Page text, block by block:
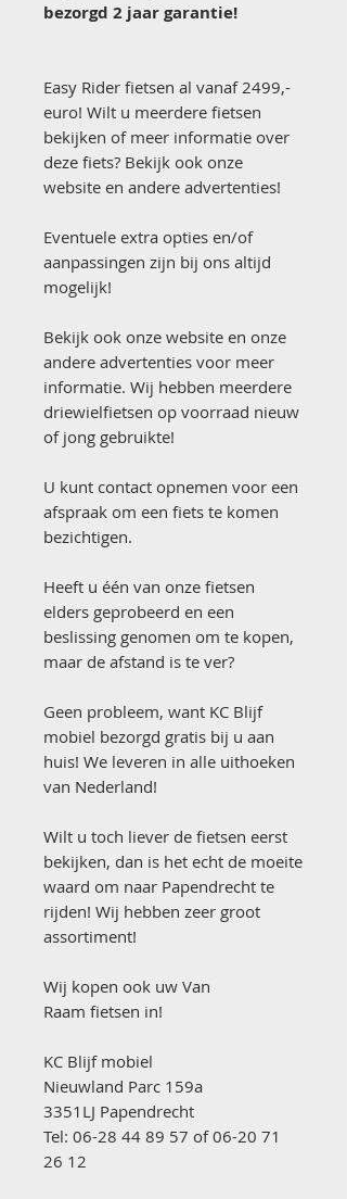
bezorgd 2 jaar garantie!
Easy Rider fietsen al vanaf 2499,-
euro! Wilt u meerdere fietsen
bekijken of meer informatie over
deze fiets? Bekijk ook onze
website en andere advertenties!
Eventuele extra opties en/of
aanpassingen zijn bij ons altijd
mogelijk!
Bekijk ook onze website en onze
andere advertenties voor meer
informatie. Wij hebben meerdere
driewielfietsen op voorraad nieuw
of jong gebruikte!
U kunt contact opnemen voor een
afspraak om een fiets te komen
bezichtigen.
Heeft u één van onze fietsen
elders geprobeerd en een
beslissing genomen om te kopen,
maar de afstand is te ver?
Geen probleem, want KC Blijf
mobiel bezorgd gratis bij u aan
huis! We leveren in alle uithoeken
van Nederland!
Wilt u toch liever de fietsen eerst
bekijken, dan is het echt de moeite
waard om naar Papendrecht te
rijden! Wij hebben zeer groot
assortiment!
Wij kopen ook uw Van
Raam fietsen in!
KC Blijf mobiel
Nieuwland Parc 159a
3351LJ Papendrecht
Tel: 06-28 44 89 57 of 06-20 71
26 12